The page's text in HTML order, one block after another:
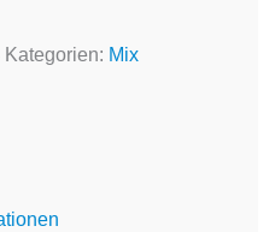
Kategorien: Mix